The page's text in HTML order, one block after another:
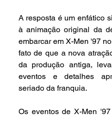
A resposta é um enfático
à animação original da
embarcar em X-Men '97
fato de que a nova
da produção antiga,
eventos e detalhes
seriado da franquia.
Os eventos de X-Men